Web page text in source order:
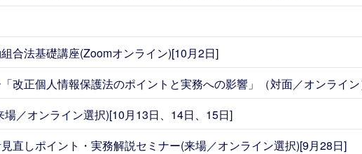
合法基礎講座(Zoomオンライン)[10月2日]
改正個人情報保護法のポイントと実務への影響」（対面／オンライ
／オンライン選択)[10月13日、14日、15日]
直しポイント・実務解説セミナー(来場／オンライン選択)[9月28日]